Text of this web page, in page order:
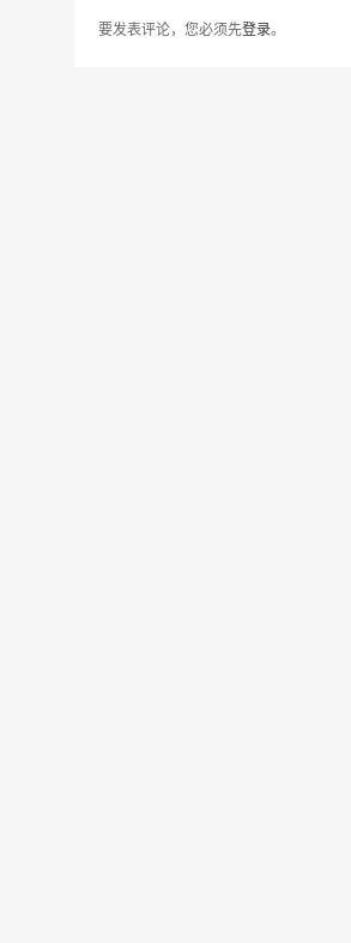
要发表评论，您必须先登录。